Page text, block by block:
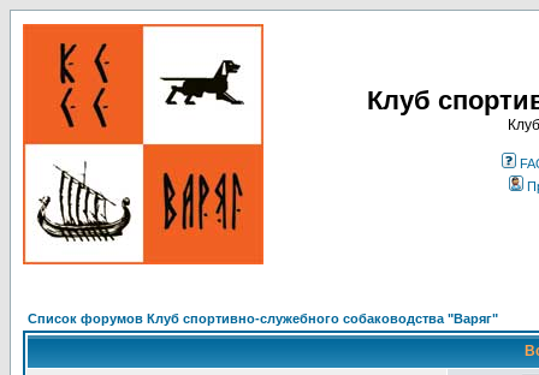
Клуб
Список форумов Клуб спортивно-служебного собаководства "Варяг"